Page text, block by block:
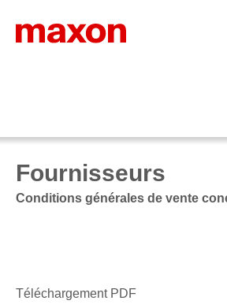
Fournisseurs
Conditions générales de vente
Téléchargement PDF